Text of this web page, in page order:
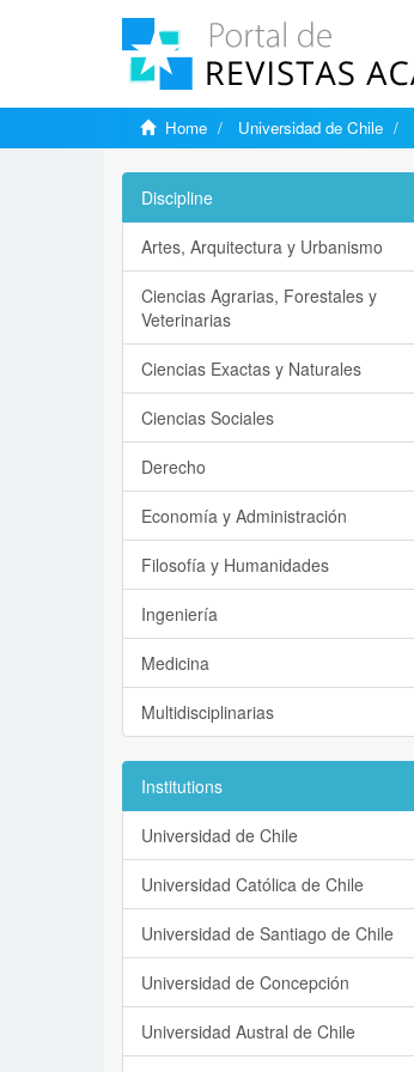
Home Universidad de Chile
Discipline
Artes, Arquitectura y Urbanismo
Ciencias Agrarias, Forestales y
Veterinarias
Ciencias Exactas y Naturales
Ciencias Sociales
Derecho
Economía y Administración
Filosofía y Humanidades
Ingeniería
Medicina
Multidisciplinarias
Institutions
Universidad de Chile
Universidad Católica de Chile
Universidad de Santiago de Chile
Universidad de Concepción
Universidad Austral de Chile